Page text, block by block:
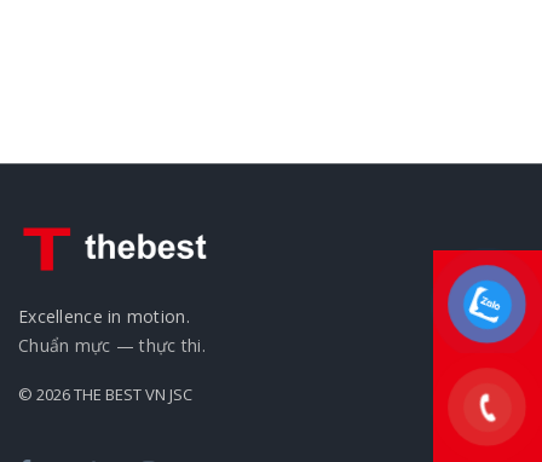
Excellence in motion.
Chuẩn mực — thực thi.
© 2026 THE BEST VN JSC